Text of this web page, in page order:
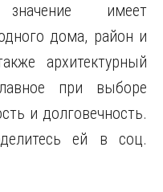
имеет
дома, район и
архитектурный
при выборе
и долговечность.
ей в соц.